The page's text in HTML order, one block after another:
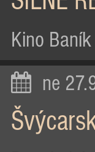
Kino Baník
ne